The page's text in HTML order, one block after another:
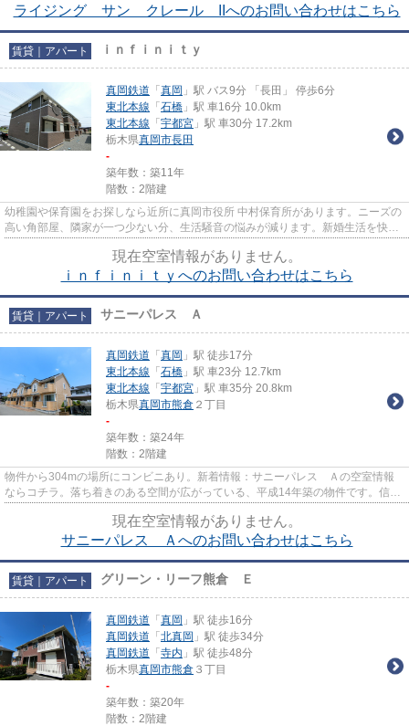
ライジング サン クレール IIへのお問い合わせはこちら
賃貸｜アパート ｉｎｆｉｎｉｔｙ
真岡鉄道 「 真岡 」駅 バス9分 「長田」 停歩6分
東北本線 「 石橋 」駅 車16分 10.0km
東北本線 「 宇都宮 」駅 車30分 17.2km
栃木県真岡市長田
-
築年数：築11年
階数：2階建
幼稚園や保育園をお探しなら近所に真岡市役所 中村保育所があります。ニーズの
高い角部屋、隣家が一つ少ない分、生活騒音の悩みが減ります。新婚生活を快適
現在空室情報がありません。
ｉｎｆｉｎｉｔｙへのお問い合わせはこちら
賃貸｜アパート サニーパレス Ａ
真岡鉄道 「 真岡 」駅 徒歩17分
東北本線 「 石橋 」駅 車23分 12.7km
東北本線 「 宇都宮 」駅 車35分 20.8km
栃木県真岡市熊倉 ２丁目
-
築年数：築24年
階数：2階建
物件から304mの場所にコンビニあり。新着情報：サニーパレス Ａの空室情報
ならコチラ。落ち着きのある空間が広がっている、平成14年築の物件です。信頼
現在空室情報がありません。
サニーパレス Ａへのお問い合わせはこちら
賃貸｜アパート グリーン・リーフ熊倉 Ｅ
真岡鉄道 「 真岡 」駅 徒歩16分
真岡鉄道 「 北真岡 」駅 徒歩34分
真岡鉄道 「 寺内 」駅 徒歩48分
栃木県真岡市熊倉 ３丁目
-
築年数：築20年
階数：2階建